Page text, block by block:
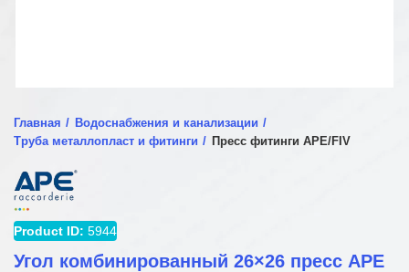
Главная
Водоснабжения и канализации
Труба металлопласт и фитинги
Пресс фитинги APE/FIV
Product ID: 5944
Угол комбинированный 26×26 пресс APE